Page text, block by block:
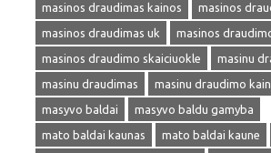
masinos draudimas kainos
masinos
masinos draudimas uk
masinos
masinos draudimo skaiciuokle
masinu
masinu draudimas
masinu draudimo
masyvo baldai
masyvo baldu gamyba
mato baldai kaunas
mato baldai kaune